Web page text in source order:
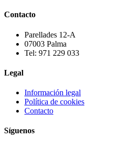
Contacto
Parellades 12-A
07003 Palma
Tel: 971 229 033
Legal
Información legal
Política de cookies
Contacto
Síguenos